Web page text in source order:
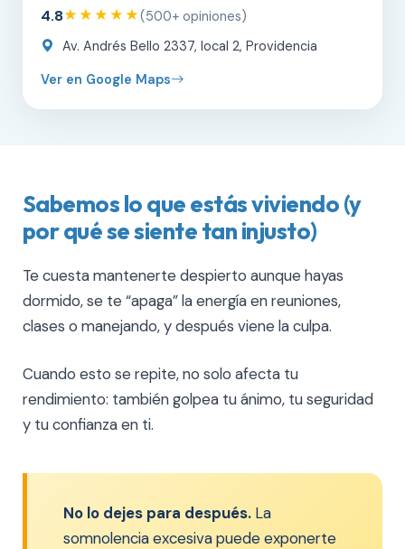
4.8★★★★★(500+ opiniones)
Av. Andrés Bello 2337, local 2, Providencia
Ver en Google Maps
Sabemos lo que estás viviendo (y
por qué se siente tan injusto)
Te cuesta mantenerte despierto aunque hayas
dormido, se te “apaga” la energía en reuniones,
clases o manejando, y después viene la culpa.
Cuando esto se repite, no solo afecta tu
rendimiento: también golpea tu ánimo, tu seguridad
y tu confianza en ti.
No lo dejes para después. La
somnolencia excesiva puede exponerte